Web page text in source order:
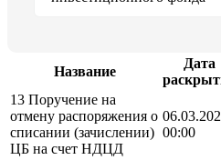
Название
Дата
13 Поручение на
отмену распоряжения о
списании (зачислении)
ЦБ на счет НДЦД
00:00